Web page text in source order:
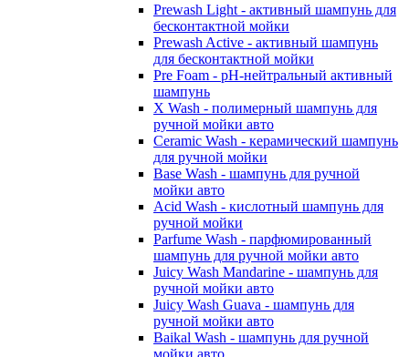
Prewash Light - активный шампунь для
бесконтактной мойки
Prewash Active - активный шампунь
для бесконтактной мойки
Pre Foam - pH-нейтральный активный
шампунь
X Wash - полимерный шампунь для
ручной мойки авто
Ceramic Wash - керамический шампунь
для ручной мойки
Base Wash - шампунь для ручной
мойки авто
Acid Wash - кислотный шампунь для
ручной мойки
Parfume Wash - парфюмированный
шампунь для ручной мойки авто
Juicy Wash Mandarine - шампунь для
ручной мойки авто
Juicy Wash Guava - шампунь для
ручной мойки авто
Baikal Wash - шампунь для ручной
мойки авто